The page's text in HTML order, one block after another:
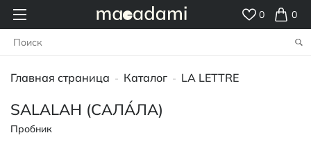
0 0
Главная страница - Каталог - LA LETTRE
SALALAH (САЛÁЛА)
Пробник